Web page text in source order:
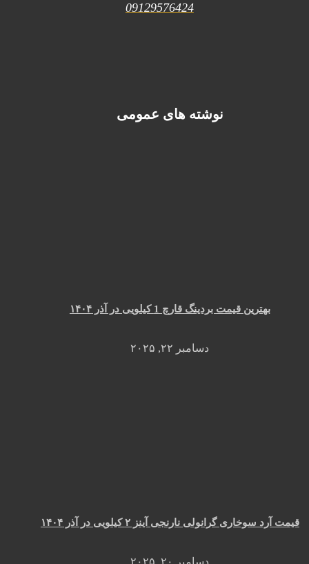
09129576424
نوشته های عمومی
بهترین قیمت بردینگ قارچ 1 کیلویی در آذر ۱۴۰۴
دسامبر ۲۲, ۲۰۲۵
قیمت آرد سوخاری گرانولی نارنجی آینز ۲ کیلویی در آذر ۱۴۰۴
دسامبر ۲۰, ۲۰۲۵